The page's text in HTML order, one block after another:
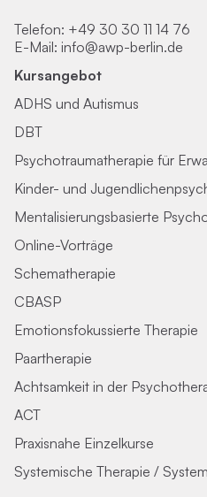
Telefon: +49 30 30 11 14 76
E-Mail: info@awp-berlin.de
Kursangebot
ADHS und Autismus
DBT
Psychotraumatherapie für
Kinder- und
Mentalisierungsbasierte
Online-Vorträge
Schematherapie
CBASP
Emotionsfokussierte Therapie
Paartherapie
Achtsamkeit in der
ACT
Praxisnahe Einzelkurse
Systemische Therapie /